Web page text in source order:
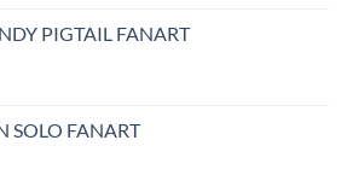
PIGTAIL FANART
SOLO FANART